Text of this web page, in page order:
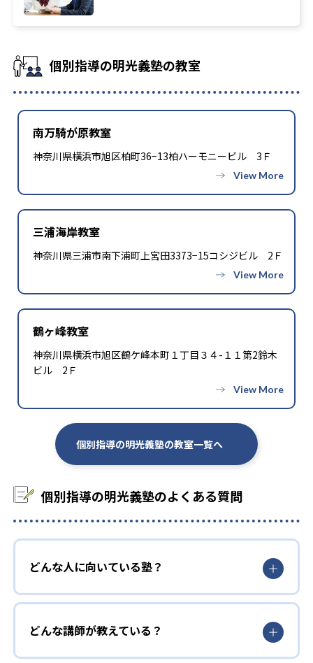
個別指導の明光義塾の教室
南万騎が原教室
神奈川県横浜市旭区柏町36−13柏ハーモニービル 3Ｆ
三浦海岸教室
神奈川県三浦市南下浦町上宮田3373−15コシジビル 2Ｆ
鶴ヶ峰教室
神奈川県横浜市旭区鶴ケ峰本町１丁目３４-１１第2鈴木
ビル 2Ｆ
個別指導の明光義塾の教室一覧へ
個別指導の明光義塾のよくある質問
どんな人に向いている塾？
どんな講師が教えている？